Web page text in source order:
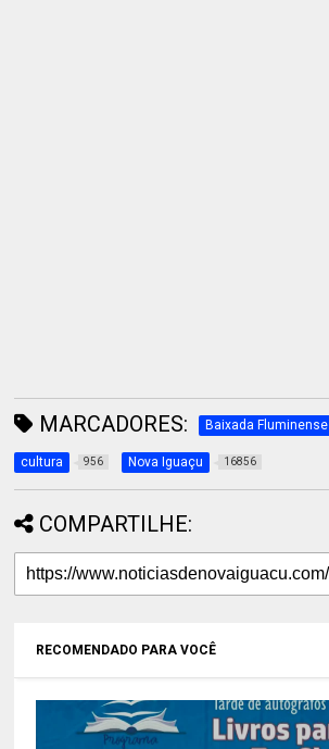
MARCADORES: Baixada Fluminense
cultura 956 Nova Iguaçu 16856
COMPARTILHE:
RECOMENDADO PARA VOCÊ